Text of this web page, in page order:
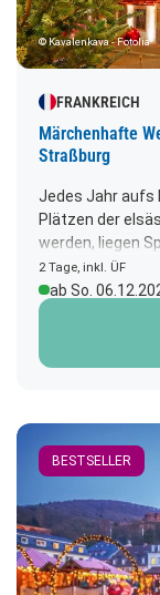
© Kavalenkava - Fotolia
FRANKREICH
Märchenhafte
Straßburg
Jedes Jahr aufs
Plätzen der
werden, liegen
Tradition
2 Tage, inkl. ÜF
ab So.
BESTSELLER